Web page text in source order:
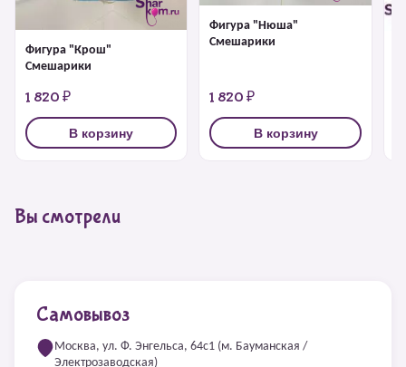
Фигура "Крош"
Смешарики
1 820 ₽
В корзину
Фигура "Нюша"
Смешарики
1 820 ₽
В корзину
Вы смотрели
Самовывоз
Москва, ул. Ф. Энгельса, 64с1 (м. Бауманская /
Электрозаводская)